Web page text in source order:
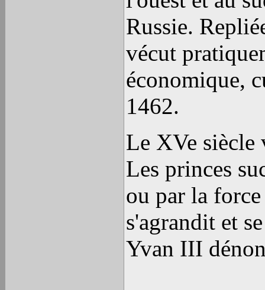
Russie.
vécut
économique,
1462.
Le XVe siècle
Les princes
ou par la
s'agrandit et
Yvan III